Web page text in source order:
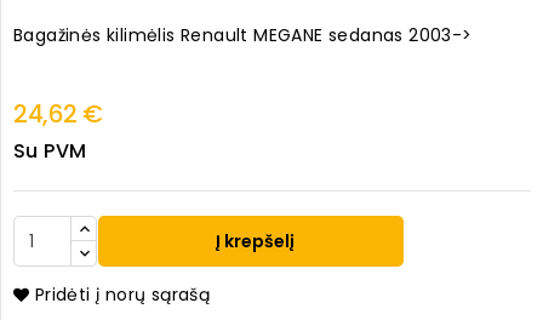
Bagažinės kilimėlis Renault MEGANE sedanas 2003->
24,62 €
Su PVM
Į krepšelį
Pridėti į norų sąrašą